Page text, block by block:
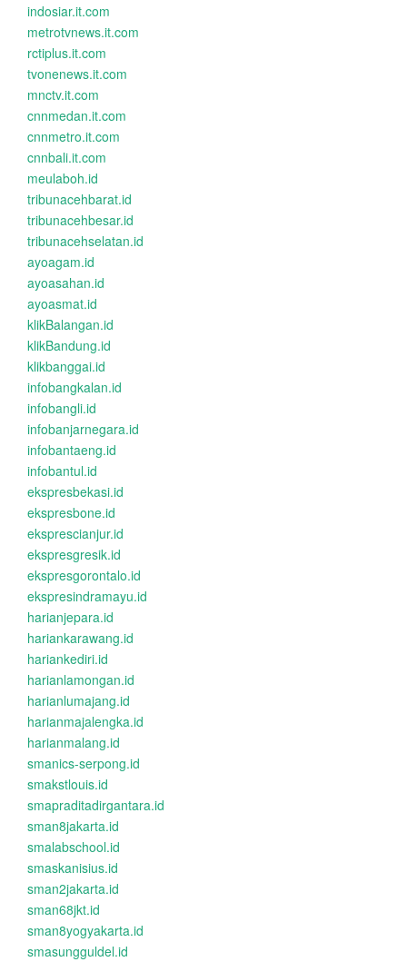
indosiar.it.com
metrotvnews.it.com
rctiplus.it.com
tvonenews.it.com
mnctv.it.com
cnnmedan.it.com
cnnmetro.it.com
cnnbali.it.com
meulaboh.id
tribunacehbarat.id
tribunacehbesar.id
tribunacehselatan.id
ayoagam.id
ayoasahan.id
ayoasmat.id
klikBalangan.id
klikBandung.id
klikbanggai.id
infobangkalan.id
infobangli.id
infobanjarnegara.id
infobantaeng.id
infobantul.id
ekspresbekasi.id
ekspresbone.id
eksprescianjur.id
ekspresgresik.id
ekspresgorontalo.id
ekspresindramayu.id
harianjepara.id
hariankarawang.id
hariankediri.id
harianlamongan.id
harianlumajang.id
harianmajalengka.id
harianmalang.id
smanics-serpong.id
smakstlouis.id
smapraditadirgantara.id
sman8jakarta.id
smalabschool.id
smaskanisius.id
sman2jakarta.id
sman68jkt.id
sman8yogyakarta.id
smasungguldel.id